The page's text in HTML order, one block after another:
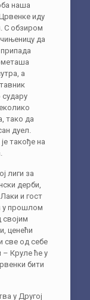
наша
иду
С обзиром
да
а
судару
тако да
дуел.
такође на
лиги за
дерби,
и гост
у прошлом
својим
ценећи
све од себе
– Круле ће у
бити
у Другој